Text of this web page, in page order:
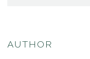
AUTHOR